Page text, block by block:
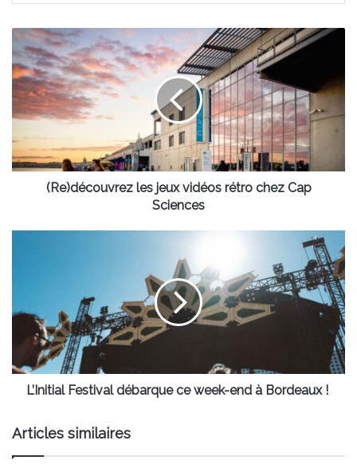
(Re)découvrez
les
jeux
vidéos
rétro
chez
Cap
Sciences
(Re)découvrez les jeux vidéos rétro chez Cap
Sciences
Bordeaux
!
L’Initial Festival débarque ce week-end à Bordeaux !
Articles similaires